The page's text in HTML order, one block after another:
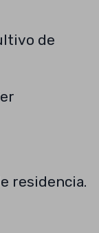
de
residencia.